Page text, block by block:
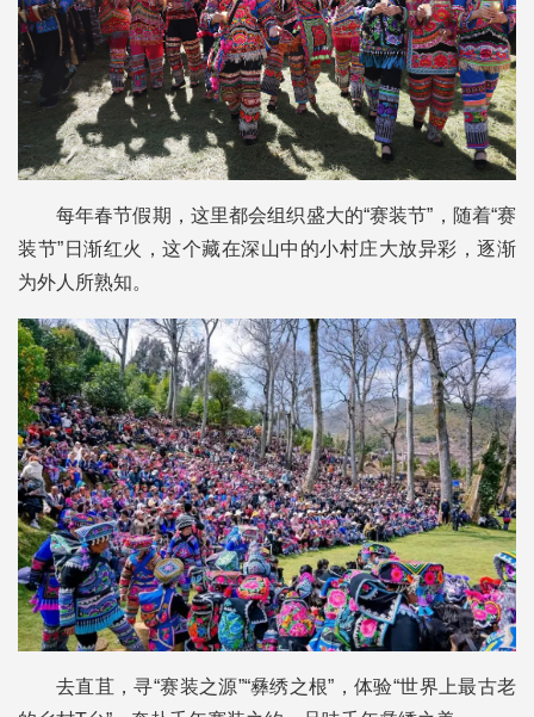
每年春节假期，这里都会组织盛大的“赛装节”，随着“赛
装节”日渐红火，这个藏在深山中的小村庄大放异彩，逐渐
为外人所熟知。
去直苴，寻“赛装之源”“彝绣之根”，体验“世界上最古老